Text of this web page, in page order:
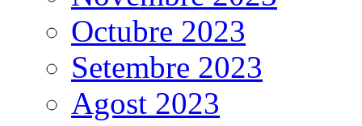
Octubre 2023
Setembre 2023
Agost 2023